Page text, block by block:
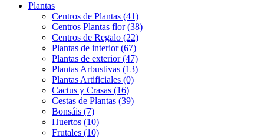
Plantas
Centros de Plantas (41)
Centros Plantas flor (38)
Centros de Regalo (22)
Plantas de interior (67)
Plantas de exterior (47)
Plantas Arbustivas (13)
Plantas Artificiales (0)
Cactus y Crasas (16)
Cestas de Plantas (39)
Bonsáis (7)
Huertos (10)
Frutales (10)